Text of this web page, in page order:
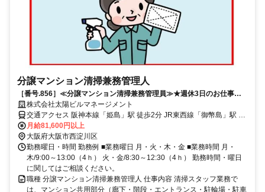
分譲マンション清掃兼務管理人
［番号.856］≪分譲マンション清掃兼務管理員≫★週休3日のお仕事★
姫島駅から徒歩すぐ！
株式会社太陽ビルマネージメント
交通アクセス 阪神本線「姫島」駅 徒歩2分 JR東西線「御幣島」駅 徒
歩14分
月給81,600円以上
大阪府大阪市西淀川区
勤務曜日・時間 勤務例 ■業務曜日 月・火・木・金 ■業務時間 月・
木/9:00～13:00（4ｈ） 火・金/8:30～12:30（4ｈ） 勤務時間・曜日
に関してはご相談ください。
職種 分譲マンション清掃兼務管理人 仕事内容 清掃スタッフ業務で
は、マンション共用部分（廊下・階段・エントランス・駐輪場・駐車